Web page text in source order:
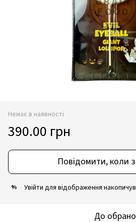
Немає в наявності
390.00 грн
Повідомити, коли
% Увійти для відображення
До